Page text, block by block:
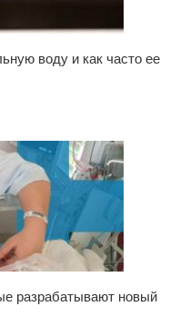
воду и как часто ее
разрабатывают новый